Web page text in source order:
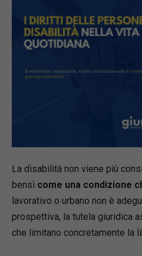
La disabilità non viene più
bensì come una condizione
lavorativo o urbano non è
prospettiva, la tutela giuridica
che limitano concretamente la